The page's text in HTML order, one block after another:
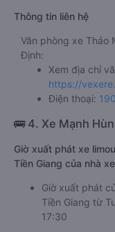
Thông tin liên hệ
Văn phòng xe Thảo
Định:
Xem địa chỉ
https://
Điện thoại:
🚌 4. Xe Mạnh
Giờ xuất phát xe
Tiền Giang của nhà
Giờ xuất phát
Tiền Giang từ
17:30